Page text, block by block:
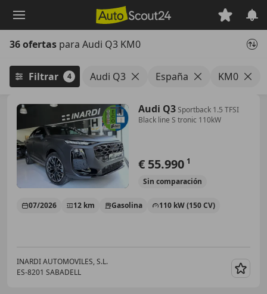
principal
36 ofertas para Audi Q3 KM0
Filtrar 4 Audi Q3 España KM0
Audi Q3Sportback 1.5 TFSI
Black line S tronic 110kW
€ 55.990 1
Sin comparación
07/2026 12 km Gasolina 110 kW (150 CV)
INARDI AUTOMOVILES, S.L.
ES-8201 SABADELL